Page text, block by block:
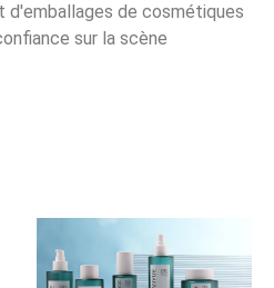
d'emballages de cosmétiques
sur la scène